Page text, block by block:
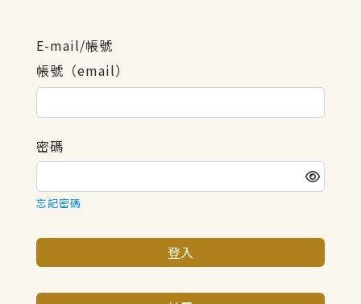
E-mail/帳號
帳號（email）
密碼
忘記密碼
登入